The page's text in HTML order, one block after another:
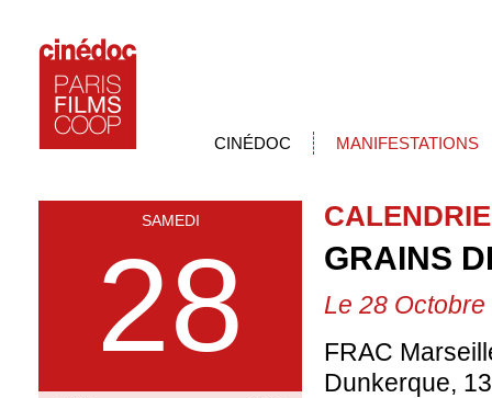
CINÉDOC MANIFESTATIONS
SAMEDI
28 GRAINS
Le 28 Octobre
FRAC
Dunkerque,